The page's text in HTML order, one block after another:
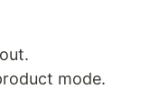
mode.